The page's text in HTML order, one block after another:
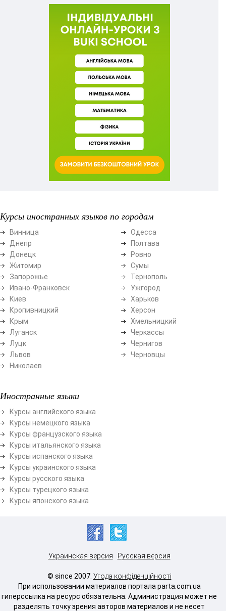
Курсы иностранных языков по городам
Винница
Днепр
Донецк
Житомир
Запорожье
Ивано-Франковск
Киев
Кропивницкий
Крым
Луганск
Луцк
Львов
Николаев
Одесса
Полтава
Ровно
Сумы
Тернополь
Ужгород
Харьков
Херсон
Хмельницкий
Черкассы
Чернигов
Черновцы
Иностранные языки
Курсы английского языка
Курсы немецкого языка
Курсы французского языка
Курсы итальянского языка
Курсы испанского языка
Курсы украинского языка
Курсы русского языка
Курсы турецкого языка
Курсы японского языка
Украинская версия Русская версия
© since 2007. Угода конфіденційності
При использовании материалов портала parta.com.ua
гиперссылка на ресурс обязательна. Администрация может не
разделять точку зрения авторов материалов и не несет